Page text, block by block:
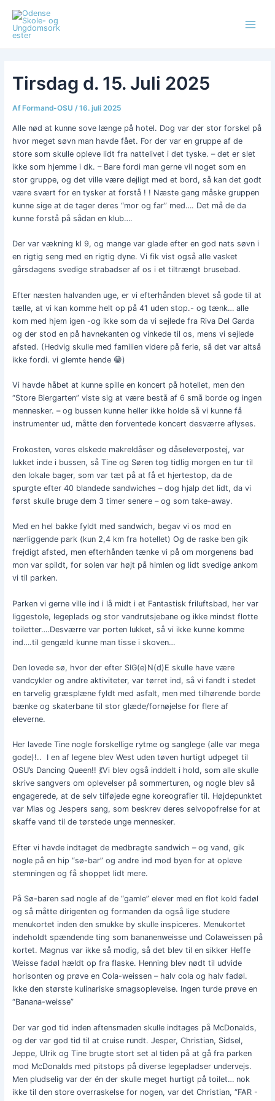
indholdet
Menu
Tirsdag d. 15. Juli 2025
Af Formand-OSU /16. juli 2025
Alle nød at kunne sove længe på hotel. Dog var der stor forskel på
hvor meget søvn man havde fået. For der var en gruppe af de
store som skulle opleve lidt fra nattelivet i det tyske. – det er slet
ikke som hjemme i dk. – Bare fordi man gerne vil noget som en
stor gruppe, og det ville være dejligt med et bord, så kan det godt
være svært for en tysker at forstå ! ! Næste gang måske gruppen
kunne sige at de tager deres “mor og far” med…. Det må de da
kunne forstå på sådan en klub….
Der var vækning kl 9, og mange var glade efter en god nats søvn i
en rigtig seng med en rigtig dyne. Vi fik vist også alle vasket
gårsdagens svedige strabadser af os i et tiltrængt brusebad.
Efter næsten halvanden uge, er vi efterhånden blevet så gode til at
tælle, at vi kan komme helt op på 41 uden stop.- og tænk… alle
kom med hjem igen -og ikke som da vi sejlede fra Riva Del Garda
og der stod en på havnekanten og vinkede til os, mens vi sejlede
afsted. (Hedvig skulle med familien videre på ferie, så det var altså
ikke fordi. vi glemte hende 😁)
Vi havde håbet at kunne spille en koncert på hotellet, men den
“Store Biergarten” viste sig at være bestå af 6 små borde og ingen
mennesker. – og bussen kunne heller ikke holde så vi kunne få
instrumenter ud, måtte den forventede koncert desværre aflyses.
Frokosten, vores elskede makreldåser og dåseleverpostej, var
lukket inde i bussen, så Tine og Søren tog tidlig morgen en tur til
den lokale bager, som var tæt på at få et hjertestop, da de
spurgte efter 40 blandede sandwiches – dog hjalp det lidt, da vi
først skulle bruge dem 3 timer senere – og som take-away.
Med en hel bakke fyldt med sandwich, begav vi os mod en
nærliggende park (kun 2,4 km fra hotellet) Og de raske ben gik
frejdigt afsted, men efterhånden tænke vi på om morgenens bad
mon var spildt, for solen var højt på himlen og lidt svedige ankom
vi til parken.
Parken vi gerne ville ind i lå midt i et Fantastisk friluftsbad, her var
liggestole, legeplads og stor vandrutsjebane og ikke mindst flotte
toiletter….Desværre var porten lukket, så vi ikke kunne komme
ind….til gengæld kunne man tisse i skoven…
Den lovede sø, hvor der efter SIG(e)N(d)E skulle have være
vandcykler og andre aktiviteter, var tørret ind, så vi fandt i stedet
en tarvelig græsplæne fyldt med asfalt, men med tilhørende borde
bænke og skaterbane til stor glæde/fornøjelse for flere af
eleverne.
Her lavede Tine nogle forskellige rytme og sanglege (alle var mega
gode)!.. I en af legene blev West uden tøven hurtigt udpeget til
OSU’s Dancing Queen!! 💃Vi blev også inddelt i hold, som alle skulle
skrive sangvers om oplevelser på sommerturen, og nogle blev så
engagerede, at de selv tilføjede egne koreografier til. Højdepunktet
var Mias og Jespers sang, som beskrev deres selvopofrelse for at
skaffe vand til de tørstede unge mennesker.
Efter vi havde indtaget de medbragte sandwich – og vand, gik
nogle på en hip “sø-bar” og andre ind mod byen for at opleve
stemningen og få shoppet lidt mere.
På Sø-baren sad nogle af de “gamle” elever med en flot kold fadøl
og så måtte dirigenten og formanden da også lige studere
menukortet inden den smukke by skulle inspiceres. Menukortet
indeholdt spændende ting som bananenweisse und Colaweissen på
kortet. Magnus var ikke så modig, så det blev til en sikker Heffe
Weisse fadøl hældt op fra flaske. Henning blev nødt til udvide
horisonten og prøve en Cola-weissen – halv cola og halv fadøl.
Ikke den største kulinariske smagsoplevelse. Ingen turde prøve en
“Banana-weisse”
Der var god tid inden aftensmaden skulle indtages på McDonalds,
og der var god tid til at cruise rundt. Jesper, Christian, Sidsel,
Jeppe, Ulrik og Tine brugte stort set al tiden på at gå fra parken
mod McDonalds med pitstops på diverse legepladser undervejs.
Men pludselig var der én der skulle meget hurtigt på toilet… nok
ikke til den store overraskelse for nogen, var det Christian, “FAR -
navigation